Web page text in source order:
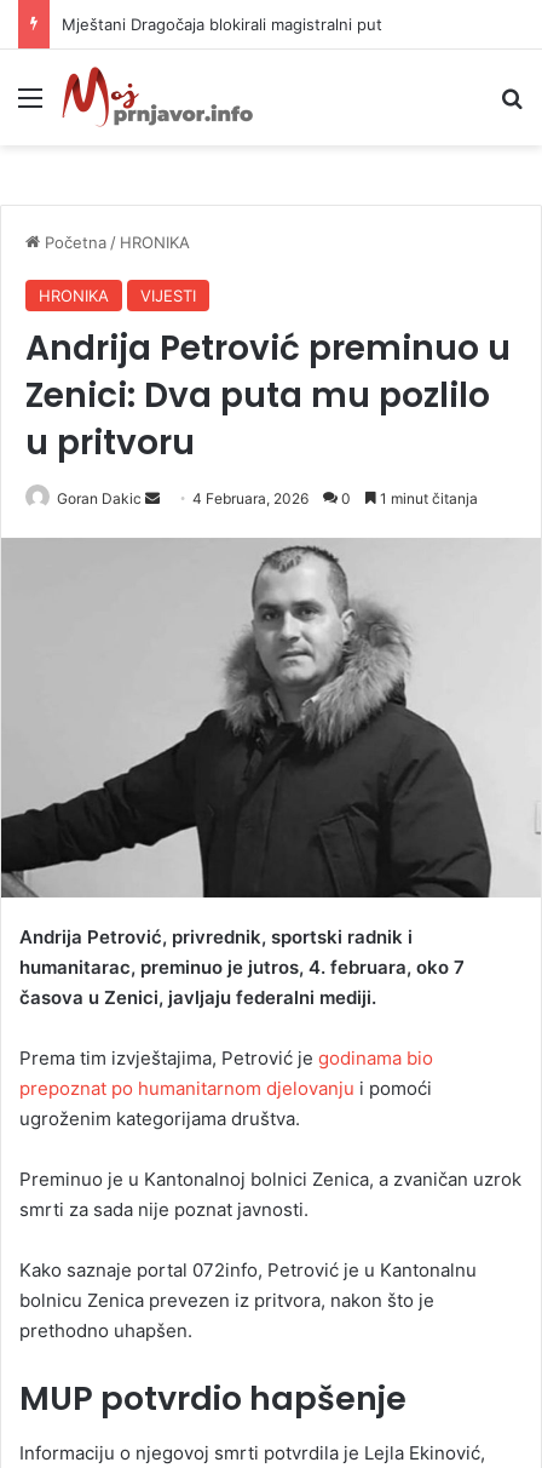
Helikopter ponovo gasi vatru u selima kod Trebinja
Meni
Početna / HRONIKA
HRONIKA VIJESTI
Andrija Petrović preminuo u
Zenici: Dva puta mu pozlilo
u pritvoru
Goran Dakic
i
4 Februara, 2026 0 1 minut čitanja
Andrija Petrović, privrednik, sportski radnik i
humanitarac, preminuo je jutros, 4. februara, oko 7
časova u Zenici, javljaju federalni mediji.
Prema tim izvještajima, Petrović je godinama bio
prepoznat po humanitarnom djelovanju i pomoći
ugroženim kategorijama društva.
Preminuo je u Kantonalnoj bolnici Zenica, a zvaničan uzrok
smrti za sada nije poznat javnosti.
Kako saznaje portal 072info, Petrović je u Kantonalnu
bolnicu Zenica prevezen iz pritvora, nakon što je
prethodno uhapšen.
MUP potvrdio hapšenje
Informaciju o njegovoj smrti potvrdila je Lejla Ekinović,